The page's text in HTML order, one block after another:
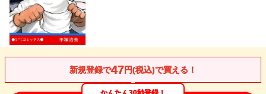
新規登録で47円(税込)で買える！